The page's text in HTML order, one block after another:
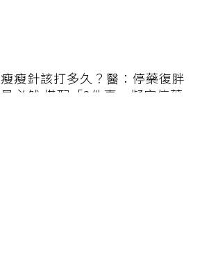
瘦瘦針該打多久？醫：停藥復胖
是必然 搭配「2件事」擬定停藥